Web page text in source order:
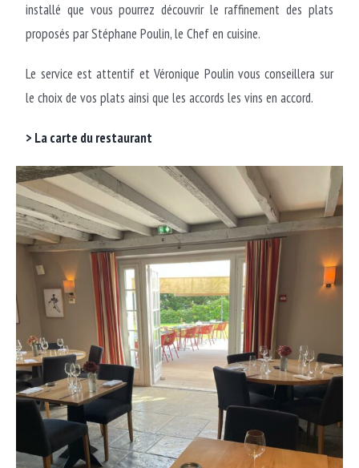
installé que vous pourrez découvrir le raffinement des plats
proposés par Stéphane Poulin, le Chef en cuisine.
Le service est attentif et Véronique Poulin vous conseillera sur
le choix de vos plats ainsi que les accords les vins en accord.
> La carte du restaurant